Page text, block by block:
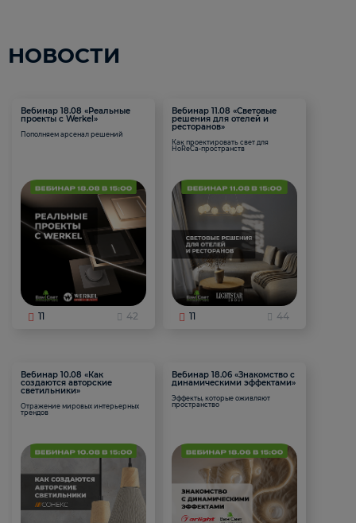
НОВОСТИ
Вебинар 18.08 «Реальные
проекты с Werkel»
Пополняем арсенал решений
11 42
Вебинар 11.08 «Световые
решения для отелей и
ресторанов»
Как проектировать свет для
HoReCa-пространств
11 44
Вебинар 10.08 «Как
создаются авторские
светильники»
Отражение мировых интерьерных
трендов
Вебинар 18.06 «Знакомство с
динамическими эффектами»
Эффекты, которые оживляют
пространство